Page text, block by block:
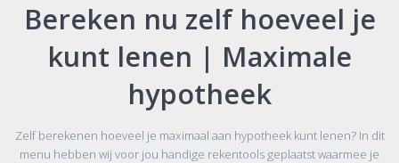
Bereken nu zelf hoeveel je
kunt lenen | Maximale
hypotheek
Zelf berekenen hoeveel je maximaal aan hypotheek kunt lenen? In dit
menu hebben wij voor jou handige rekentools geplaatst waarmee je